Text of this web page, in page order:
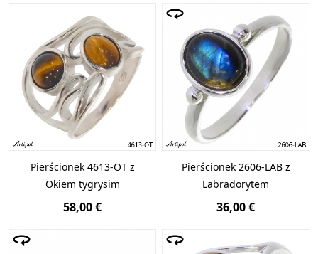
Pierścionek 4613-OT z
Okiem tygrysim
58,00 €
Pierścionek 2606-LAB z
Labradorytem
36,00 €